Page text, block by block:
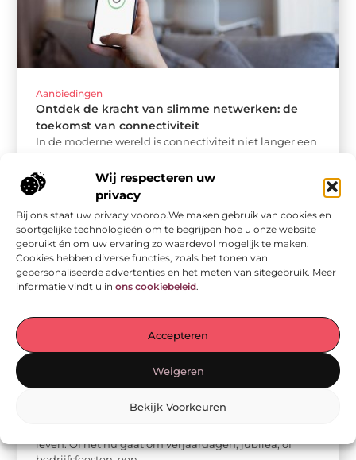
Wij respecteren uw
privacy
Bij ons staat uw privacy voorop.We maken gebruik van cookies en
soortgelijke technologieën om te begrijpen hoe u onze website
gebruikt én om uw ervaring zo waardevol mogelijk te maken.
Cookies hebben diverse functies, zoals het tonen van
gepersonaliseerde advertenties en het meten van sitegebruik. Meer
informatie vindt u in ons cookiebeleid.
Accepteren
Weigeren
Bekijk Voorkeuren
Aanbiedingen
Ontdek de kracht van slimme netwerken: de
toekomst van connectiviteit
In de moderne wereld is connectiviteit niet langer een
luxe, maar een noodzaak. Of het nu gaat om
thuiswerken, online ...
Dit heb jij nodig om succesvol te feesten!
leven. Of het nu gaat om verjaardagen, jubilea, of